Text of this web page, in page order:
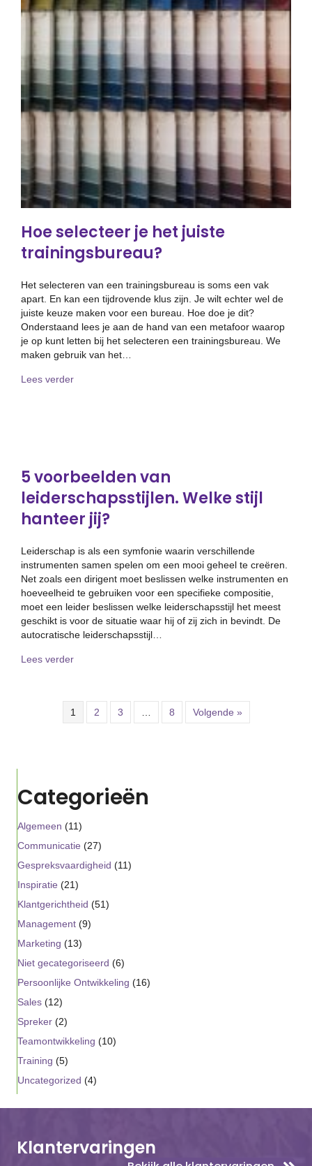
Hoe selecteer je het juiste
trainingsbureau?
Het selecteren van een trainingsbureau is soms een vak
apart. En kan een tijdrovende klus zijn. Je wilt echter wel de
juiste keuze maken voor een bureau. Hoe doe je dit?
Onderstaand lees je aan de hand van een metafoor waarop
je op kunt letten bij het selecteren een trainingsbureau. We
maken gebruik van het…
Lees verderabout Hoe selecteer je het juiste trainingsbureau?
5 voorbeelden van
leiderschapsstijlen. Welke stijl
hanteer jij?
Leiderschap is als een symfonie waarin verschillende
instrumenten samen spelen om een mooi geheel te creëren.
Net zoals een dirigent moet beslissen welke instrumenten en
hoeveelheid te gebruiken voor een specifieke compositie,
moet een leider beslissen welke leiderschapsstijl het meest
geschikt is voor de situatie waar hij of zij zich in bevindt. De
autocratische leiderschapsstijl…
Lees verderabout 5 voorbeelden van leiderschapsstijlen. Welke
1 2 3 8 Volgende »
Categorieën
Algemeen (11)
Communicatie (27)
Gespreksvaardigheid (11)
Inspiratie (21)
Klantgerichtheid (51)
Management (9)
Marketing (13)
Niet gecategoriseerd (6)
Persoonlijke Ontwikkeling (16)
Sales (12)
Spreker (2)
Teamontwikkeling (10)
Training (5)
Uncategorized (4)
Klantervaringen